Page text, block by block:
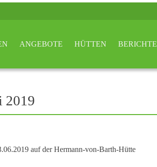
ANGEBOTE HÜTTEN BERICHTE
2019
auf der Hermann-von-Barth-Hütte